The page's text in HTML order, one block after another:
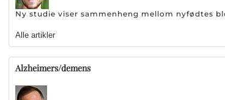
Ny studie viser sammenheng mellom nyfødtes
Alle artikler
Alzheimers/demens